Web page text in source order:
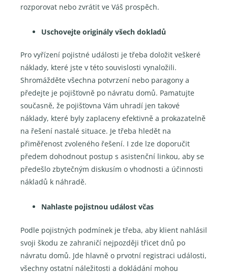
rozporovat nebo zvrátit ve Váš prospěch.
Uschovejte originály všech dokladů
Pro vyřízení pojistné události je třeba doložit veškeré
náklady, které jste v této souvislosti vynaložili.
Shromážděte všechna potvrzení nebo paragony a
předejte je pojišťovně po návratu domů. Pamatujte
současně, že pojišťovna Vám uhradí jen takové
náklady, které byly zaplaceny efektivně a prokazatelně
na řešení nastalé situace. Je třeba hledět na
přiměřenost zvoleného řešení. I zde lze doporučit
předem dohodnout postup s asistenční linkou, aby se
předešlo zbytečným diskusím o vhodnosti a účinnosti
nákladů k náhradě.
Nahlaste pojistnou událost včas
Podle pojistných podmínek je třeba, aby klient nahlásil
svoji škodu ze zahraničí nejpozději třicet dnů po
návratu domů. Jde hlavně o prvotní registraci události,
všechny ostatní náležitosti a dokládání mohou